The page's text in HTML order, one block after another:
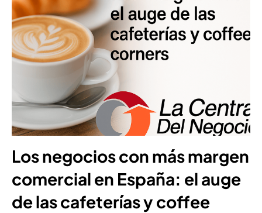
Los negocios con más margen
comercial en España: el auge
de las cafeterías y coffee